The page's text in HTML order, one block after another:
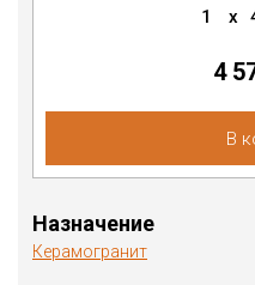
1 x
4
В
Назначение
Керамогранит